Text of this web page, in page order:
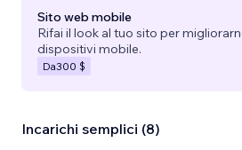
Sito web mobile
Rifai il look al tuo sito per
dispositivi mobile.
Da300 $
Incarichi semplici (8)